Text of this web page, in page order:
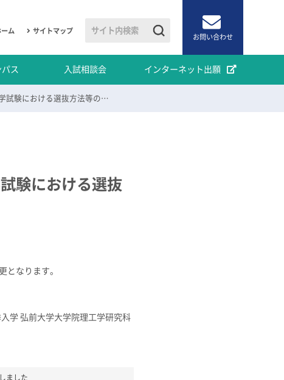
ム
サイトマップ
お問い合わせ
ス 入試相談会 インターネット出願
令和7（2025）年度 理工学研究科（博士前期課程）入学試験における選抜方法等の変更について
験における選抜
となります。
学 弘前大学大学院理工学研究科
ました